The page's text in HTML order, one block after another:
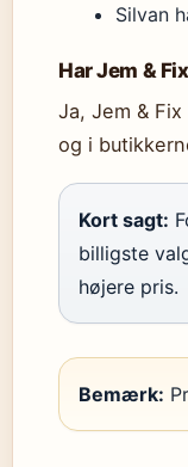
Silvan
Har Jem &
Ja, Jem &
og i
Kort sagt:
billigste
højere pris.
Bemærk: